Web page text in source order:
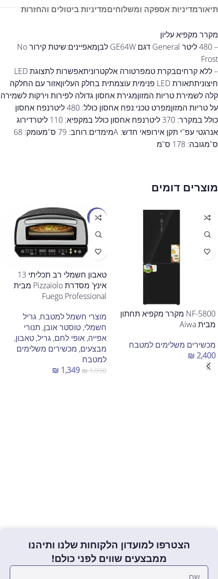
תיאורמדיניות אספקה ומשלוחיםמדיניות ביטולים והחזרות
מקרר מקפיא עליון
– 480 ליטר General דגם GE64W לבןמאפיינים:שיטת קירור No
Frost
– ללא קרחיםבקרת טמפרטורה אלקטרוניתאפשרות לתצוגת LED
חיצוניתתאורת LED פנימית עוצמתית בחלק העליוןאזור עם החלקה
קלה לשמירת טריות המזוןמגירת אחסון גדולה לפירות וירקות לשמירה
על טריות המזוןמפרט טכני:נפח אחסון כולל: 480 ליטרנפח אחסון
כולל במקרר: 370 ליטרנפח אחסון כולל במקפיא: 110 ליטרדירוג
אנרגטי עפ"י תקן אירופאי חדש: Aמימדים:רוחב: 79 ס"מעומק: 68
ס"מגובה: 178 ס"מ
מוצרים דומים
NF-5800 מקרר מקפיא תחתון
מבית Aiwa
מכשירים משלימים למטבח
₪ 2,400
הוספה לסל
מבצע
טאבון חשמלי רב תכליתי 13
אינץ' מסדרת Pizzaiolo מבית
Fuego Professional
מוצרי חשמל למטבח, גריל
חשמלי, טוסטר אובן, תנורי
אפייה, אופי לחם, גריל, טאבון,
מבצעים, מכשירים משלימים
למטבח
₪1,990
₪ 1,349
הצטרפו למועדון הלקוחות שלנו ותיהנו
ממבצעים שווים לפני כולם!